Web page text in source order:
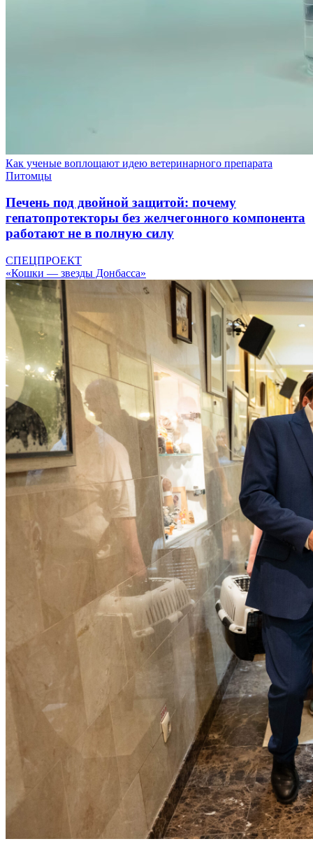
Как ученые воплощают идею ветеринарного препарата
Питомцы
Печень под двойной защитой: почему
гепатопротекторы без желчегонного компонента
работают не в полную силу
СПЕЦПРОЕКТ
«Кошки — звезды Донбасса»